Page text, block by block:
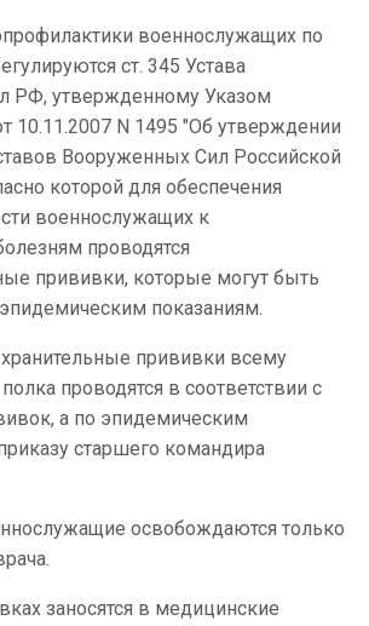
военнослужащих по
ст. 345 Устава
РФ, утвержденному Указом
10.11.2007 N 1495 "Об утверждении
Вооруженных Сил Российской
которой для обеспечения
военнослужащих к
проводятся
прививки, которые могут быть
показаниям.
прививки всему
проводятся в соответствии с
а по эпидемическим
старшего командира
освобождаются только
заносятся в медицинские